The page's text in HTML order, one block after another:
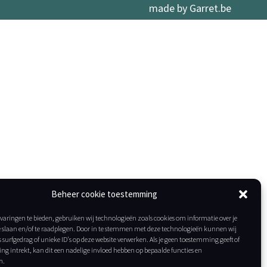
Beheer cookie toestemming
te bieden, gebruiken wij technologieën zoals cookies om informatie over je
slaan en/of te raadplegen. Door in te stemmen met deze technologieën kunnen wij
surfgedrag of unieke ID's op deze website verwerken. Als je geen toestemming geeft of
intrekt, kan dit een nadelige invloed hebben op bepaalde functies en
made by Garret.be